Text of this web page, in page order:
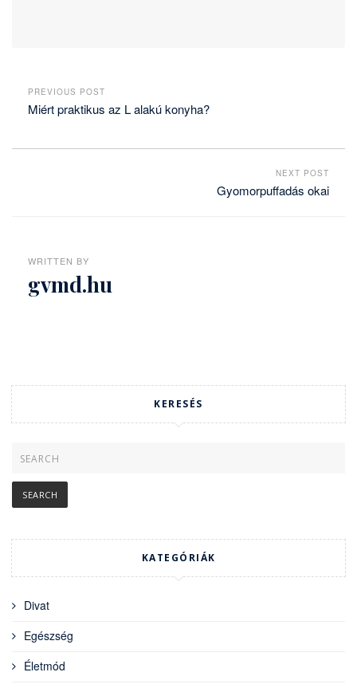
PREVIOUS POST
Miért praktikus az L alakú konyha?
NEXT POST
Gyomorpuffadás okai
WRITTEN BY
gvmd.hu
KERESÉS
KATEGÓRIÁK
Divat
Egészség
Életmód